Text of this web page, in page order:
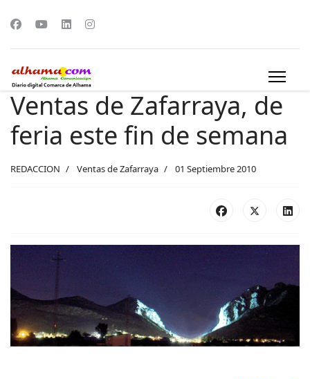
Ventas de Zafarraya, de
feria este fin de semana
REDACCION Ventas de Zafarraya 01 Septiembre 2010